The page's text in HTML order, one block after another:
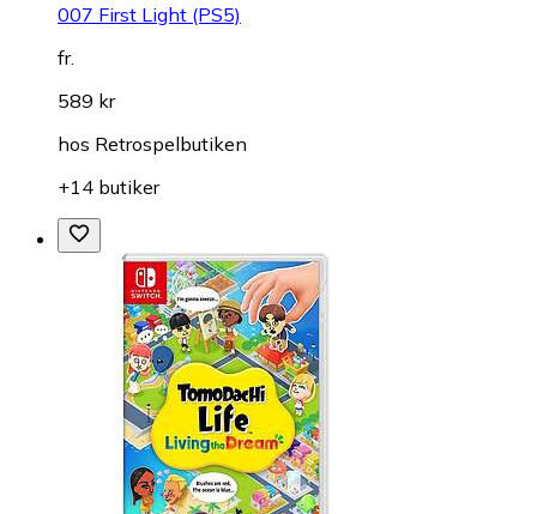
007 First Light (PS5)
fr.
589 kr
hos Retrospelbutiken
+14 butiker